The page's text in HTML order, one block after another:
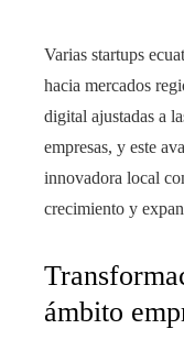
Varias startups
hacia mercados
digital ajustadas a
empresas, y este
innovadora local
crecimiento y
ámbito